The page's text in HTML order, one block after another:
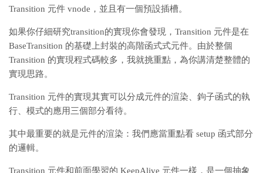
Transition 元件 vnode，並且有一個預設插槽。
如果你仔細研究transition的實現你會發現，Transition 元件是在
BaseTransition 的基礎上封裝的高階函式式元件。由於整個
Transition 的實現程式碼較多，我就挑重點，為你講清楚整體的
實現思路。
Transition 元件的實現其實可以分成元件的渲染、鉤子函式的執
行、模式的應用三個部分看待。
其中最重要的就是元件的渲染：我們應當重點看 setup 函式部分
的邏輯。
Transition 元件和前面學習的 KeepAlive 元件一樣，是一個抽象